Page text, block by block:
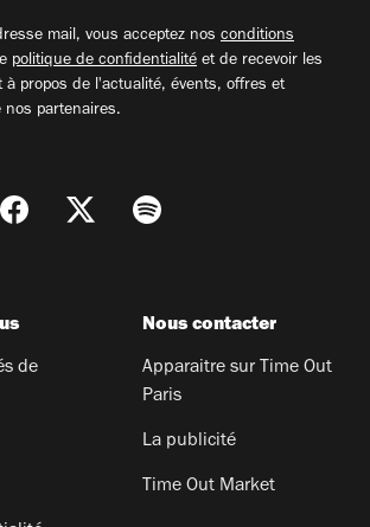
mail, vous acceptez nos conditions
politique de confidentialité et de recevoir les
à propos de l'actualité, évents, offres et
nos partenaires.
de
Nous contacter
Apparaitre sur Time Out
Paris
La publicité
Time Out Market